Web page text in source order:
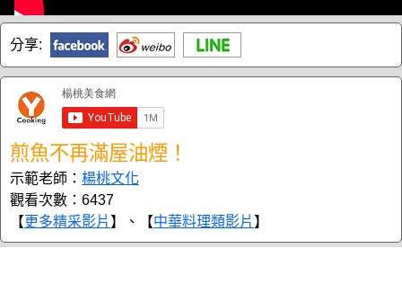
分享:
煎魚不再滿屋油煙！
示範老師： 楊桃文化
觀看次數：6437
【更多精采影片 】、【中華料理類影片 】